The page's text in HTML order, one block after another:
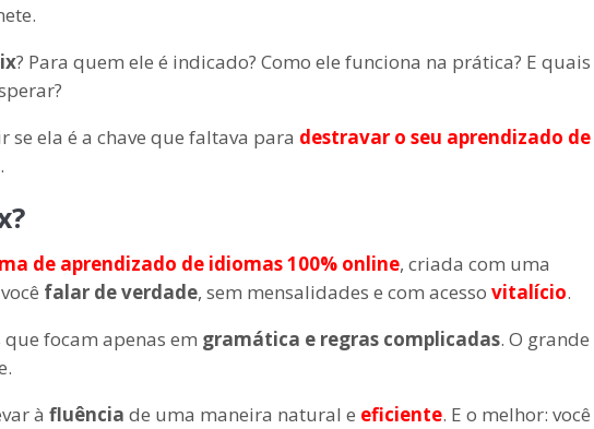
? Para quem ele é indicado? Como ele funciona na prática? E quais
se ela é a chave que faltava para destravar o seu aprendizado de
de aprendizado de idiomas 100% online, criada com uma
falar de verdade, sem mensalidades e com acesso vitalício.
focam apenas em gramática e regras complicadas. O grande
à fluência de uma maneira natural e eficiente. E o melhor: você